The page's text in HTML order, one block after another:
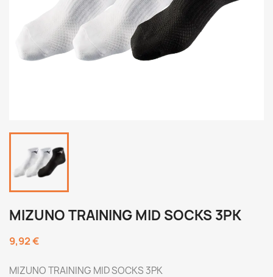
MIZUNO TRAINING MID SOCKS 3PK
9,92 €
MIZUNO TRAINING MID SOCKS 3PK